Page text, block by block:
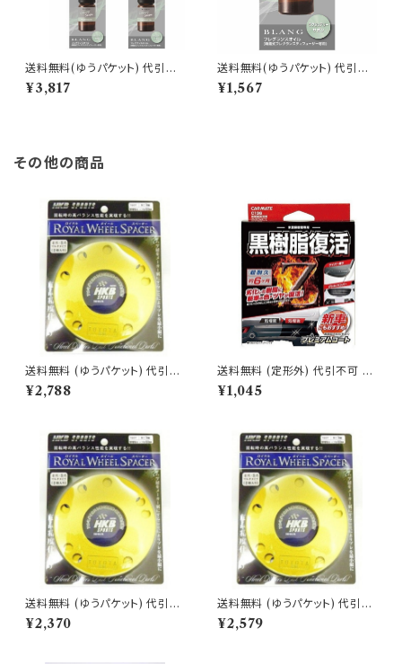
送料無料(ゆうパケット) 代引不
可 ブラング 噴霧式ディフューザ
ー専用フレグランスオイル ラグ
¥3,817
送料無料(ゆうパケット) 代引不
可 ブラング 噴霧式ディフューザ
ー専用フレグランスオイル ラグ
¥1,567
その他の商品
送料無料 (ゆうパケット) 代引不
可 ロイヤルホイールスペーサー
マツダ・ミツビシ用 7ミリ【M67
¥2,788
送料無料 (定形外) 代引不可 カ
ーメイト 黒樹脂復活剤 プレミア
ムコート【C136】
¥1,045
送料無料 (ゆうパケット) 代引不
可 ロイヤルホイールスペーサー
ホンダ用 3ミリ【H643】
¥2,370
送料無料 (ゆうパケット) 代引不
可 ロイヤルホイールスペーサー
マツダ・ミツビシ用 5ミリ【M67
¥2,579